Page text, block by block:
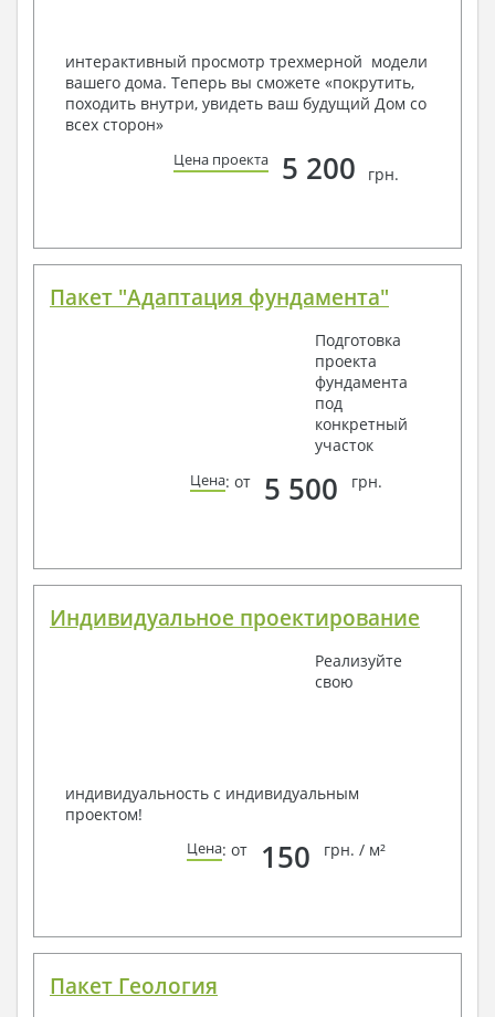
условий, за дополнительную плату.
Получить профессиональную консультацию у
наших специалистов, Вы можете любым
способом связи: закажите обратный звонок,
по viber, e-mail, телефон -
интерактивный просмотр трехмерной модели
вашего дома. Теперь вы сможете «покрутить,
походить внутри, увидеть ваш будущий Дом со
всех сторон»
Цена проекта 5 200 грн.
Пакет "Адаптация фундамента"
Подготовка
проекта
фундамента
под
конкретный
участок
Цена: от 5 500 грн.
Индивидуальное проектирование
Реализуйте
свою
индивидуальность с индивидуальным
проектом!
Цена: от 150 грн. / м²
Пакет Геология